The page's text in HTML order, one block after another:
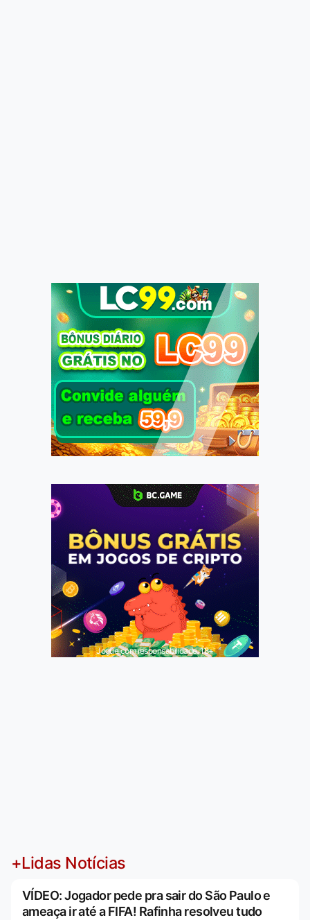
Jogue com responsabilidade. 18+
+Lidas Notícias
VÍDEO: Jogador pede pra sair do São Paulo e
ameaça ir até a FIFA! Rafinha resolveu tudo